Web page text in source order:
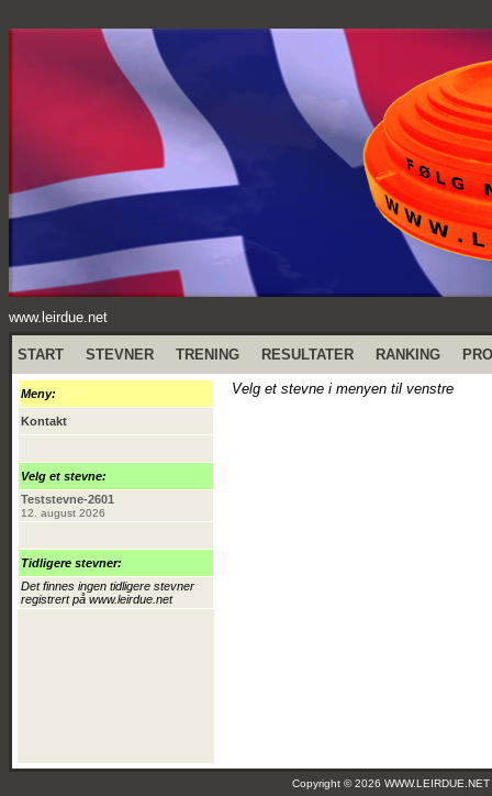
www.leirdue.net
START STEVNER TRENING RESULTATER RANKING
Meny:
Kontakt
Velg et stevne:
Teststevne-2601
12. august 2026
Tidligere stevner:
Det finnes ingen tidligere stevner
registrert på www.leirdue.net
Velg et stevne i menyen til venstre
Copyright © 2026